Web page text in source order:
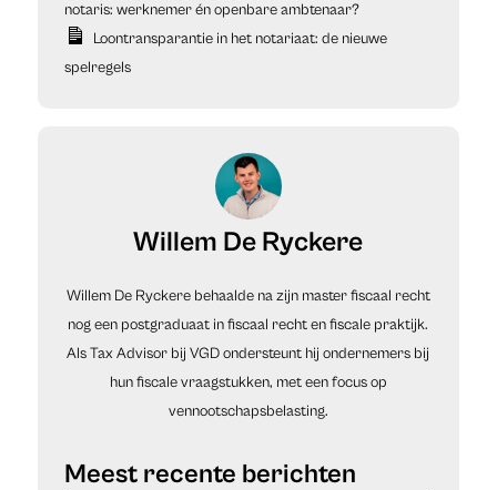
notaris: werknemer én openbare ambtenaar?
Loontransparantie in het notariaat: de nieuwe
spelregels
Willem De Ryckere
Willem De Ryckere behaalde na zijn master fiscaal recht
nog een postgraduaat in fiscaal recht en fiscale praktijk.
Als Tax Advisor bij VGD ondersteunt hij ondernemers bij
hun fiscale vraagstukken, met een focus op
vennootschapsbelasting.